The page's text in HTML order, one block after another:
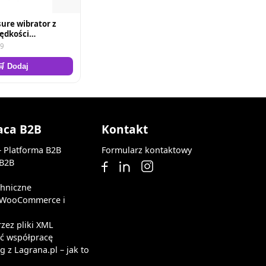
wibrator z
cielisty 23,5
Dodaj
B2B
B2B
i
pliki XML
współpracę
z Lagrana.pl – jak to
Kontakt
Formularz kontaktowy